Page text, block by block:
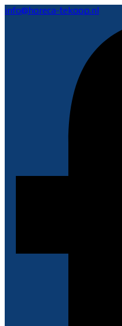
info@horeca-tekoop.nl